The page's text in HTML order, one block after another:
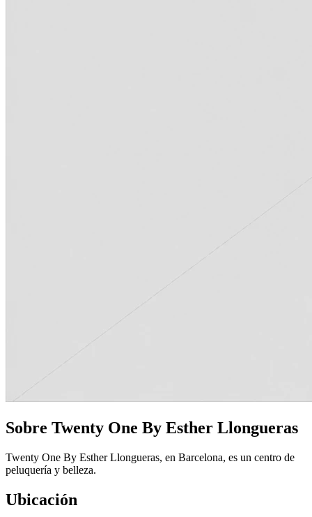
Sobre Twenty One By Esther Llongueras
Twenty One By Esther Llongueras, en Barcelona, es un centro de
peluquería y belleza.
Ubicación